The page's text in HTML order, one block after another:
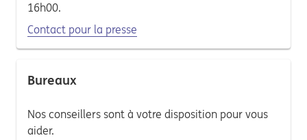
16h00.
Contact pour la presse
Bureaux
Nos conseillers sont à votre disposition pour vous
aider.